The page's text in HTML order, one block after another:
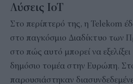
Λύσεις IoT
Στο περίπτερό της, η Telekom
στο παγκόσμιο Διαδίκτυο των
στο πώς αυτό μπορεί να εξελίξει
δημόσιο τομέα στην Ευρώπη.
παρουσιάστηκαν